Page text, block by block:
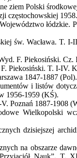
ziem Polski
częstochowskiej
łódzkie.
św. Wacława. T.
F. Piekosiński.
Piekosiński. T. I-IV.
1847-1887 (Pol).
i listów
1956-1959 (KŚ).
Poznań 1887-1908
Wielkopolski
dzisiejszej
na obszarze